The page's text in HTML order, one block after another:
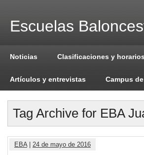
Escuelas
Noticias Clasificaciones y horarios
Artículos y entrevistas Campus
Tag Archive for EBA
EBA| 24 de mayo de 2016